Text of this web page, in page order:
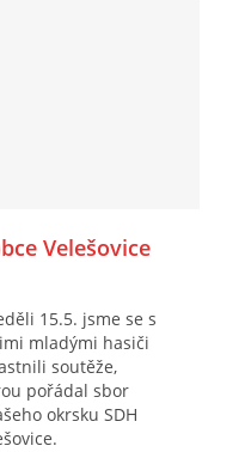
Velešovice
15.5. jsme se s
mladými hasiči
soutěže,
pořádal sbor
okrsku SDH